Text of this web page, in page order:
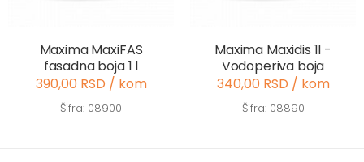
Maxima MaxiFAS
fasadna boja 1 l
390,00 RSD / kom
Šifra: 08900
Maxima Maxidis 1l -
Vodoperiva boja
340,00 RSD / kom
Šifra: 08890